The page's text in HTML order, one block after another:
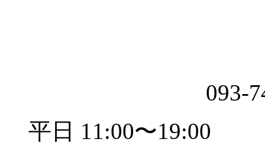
093-
平日 11:00〜19:00